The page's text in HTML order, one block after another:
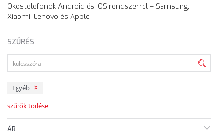
Okostelefonok Android és iOS rendszerrel – Samsung,
Xiaomi, Lenovo és Apple
SZŰRÉS
Egyéb
szűrők törlése
ÁR